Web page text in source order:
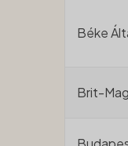
Béke
Brit-